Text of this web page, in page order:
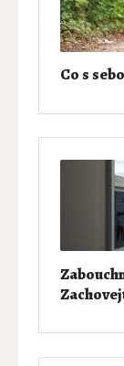
Co s